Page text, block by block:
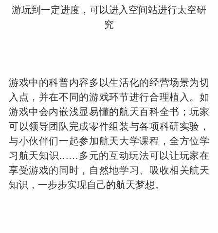
游玩到一定进度，可以进入空间站进行太空研
究
游戏中的科普内容多以生活化的经营场景为切
入点，并在不同的游戏环节进行合理植入。如
游戏中会内嵌浅显易懂的航天百科全书；玩家
可以领导团队完成零件组装与各项科研实验，
与小伙伴们一起参加航天大学课程，全方位学
习航天知识……多元的互动玩法可以让玩家在
享受游戏的同时，自然地学习、吸收相关航天
知识，一步步实现自己的航天梦想。